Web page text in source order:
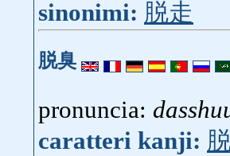
sinonimi: 脱走
脱臭
pronuncia:
caratteri kanji: